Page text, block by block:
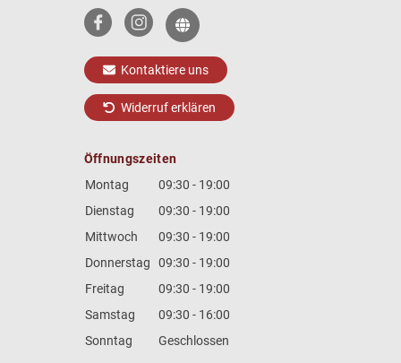
Kontaktiere uns
Widerruf erklären
Öffnungszeiten
Montag
09:30 - 19:00
Dienstag
09:30 - 19:00
Mittwoch
09:30 - 19:00
Donnerstag
09:30 - 19:00
Freitag
09:30 - 19:00
Samstag
09:30 - 16:00
Sonntag
Geschlossen